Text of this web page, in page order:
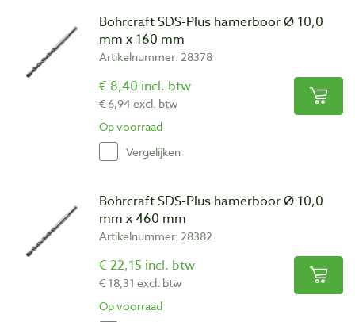
Bohrcraft SDS-Plus hamerboor Ø 10,0
mm x 160 mm
Artikelnummer: 28378
€ 8,40 incl. btw
€ 6,94 excl. btw
Op voorraad
Vergelijken
Bohrcraft SDS-Plus hamerboor Ø 10,0
mm x 460 mm
Artikelnummer: 28382
€ 22,15 incl. btw
€ 18,31 excl. btw
Op voorraad